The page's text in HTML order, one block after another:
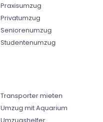
Praxisumzug
Privatumzug
Seniorenumzug
Studentenumzug
Transporter mieten
Umzug mit Aquarium
Umzugshelfer